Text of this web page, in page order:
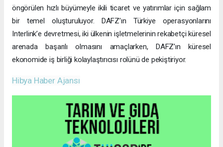
öngörülen hızlı büyümeyle ikili ticaret ve yatırımlar için sağlam
bir temel oluşturuluyor. DAFZ’ın Türkiye operasyonlarını
Interlink’e devretmesi, iki ülkenin işletmelerinin rekabetçi küresel
arenada başarılı olmasını amaçlarken, DAFZ’ın küresel
ekonomide iş birliği kolaylaştırıcısı rolünü de pekiştiriyor.
Hibya Haber Ajansı